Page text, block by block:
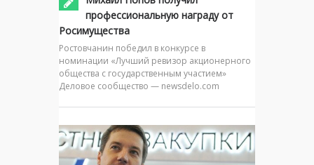
профессиональную награду от
Росимущества
Ростовчанин победил в конкурсе в
номинации «Лучший ревизор акционерного
общества с государственным участием»
Деловое сообщество — newsdelo.com